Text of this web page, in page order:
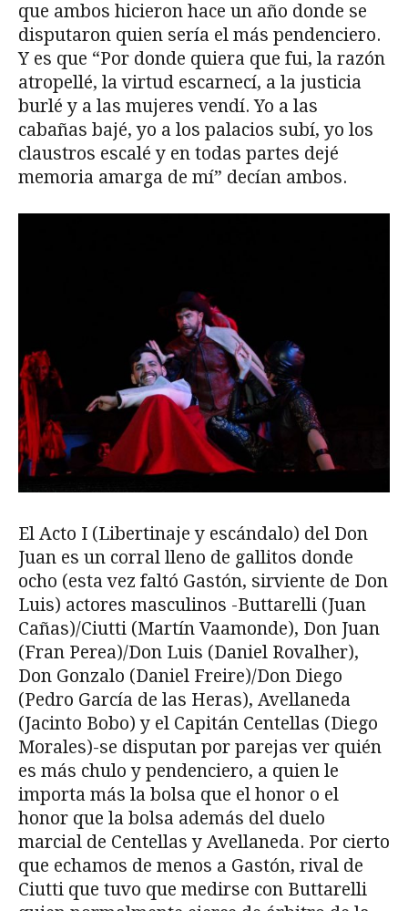
que ambos hicieron hace un año donde se
disputaron quien sería el más pendenciero.
Y es que “Por donde quiera que fui, la razón
atropellé, la virtud escarnecí, a la justicia
burlé y a las mujeres vendí. Yo a las
cabañas bajé, yo a los palacios subí, yo los
claustros escalé y en todas partes dejé
memoria amarga de mí” decían ambos.
El Acto I (Libertinaje y escándalo) del Don
Juan es un corral lleno de gallitos donde
ocho (esta vez faltó Gastón, sirviente de Don
Luis) actores masculinos -Buttarelli (Juan
Cañas)/Ciutti (Martín Vaamonde), Don Juan
(Fran Perea)/Don Luis (Daniel Rovalher),
Don Gonzalo (Daniel Freire)/Don Diego
(Pedro García de las Heras), Avellaneda
(Jacinto Bobo) y el Capitán Centellas (Diego
Morales)-se disputan por parejas ver quién
es más chulo y pendenciero, a quien le
importa más la bolsa que el honor o el
honor que la bolsa además del duelo
marcial de Centellas y Avellaneda. Por cierto
que echamos de menos a Gastón, rival de
Ciutti que tuvo que medirse con Buttarelli